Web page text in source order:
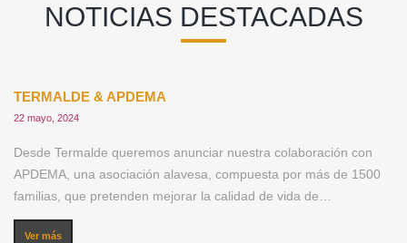
NOTICIAS DESTACADAS
TERMALDE & APDEMA
22 mayo, 2024
Desde Termalde queremos anunciar nuestra colaboración con
APDEMA, una asociación alavesa, compuesta por más de 1500
familias, que pretenden mejorar la calidad de vida de…
Ver más